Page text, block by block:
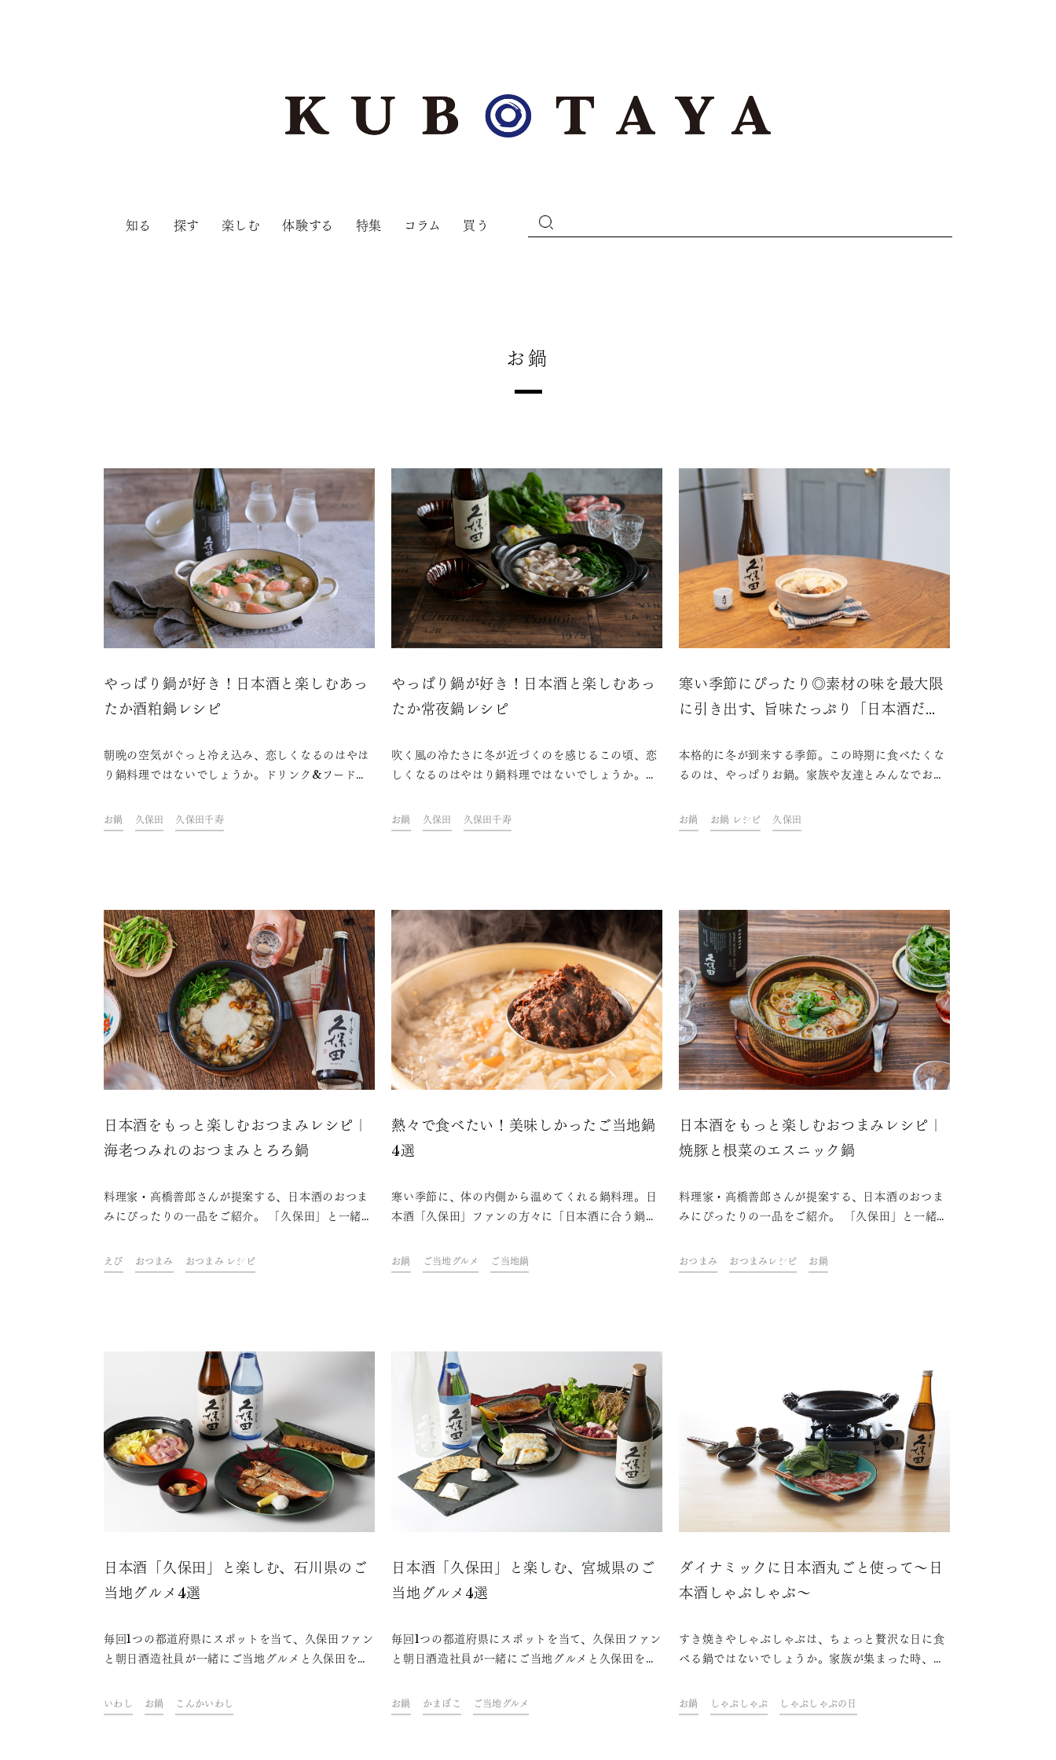
知る 探す 楽しむ 体験する 特集 コラム 買う
お鍋
やっぱり鍋が好き！日本酒と楽しむあっ
たか酒粕鍋レシピ
朝晩の空気がぐっと冷え込み、恋しくなるのはやは
り鍋料理ではないでしょうか。ドリンク&フードク
て美味しい鍋レシピを紹介します。日本酒を片手に
鍋を囲んで、身も心もぽかぽかと温まる美味しい時
お鍋 久保田 久保田千寿
やっぱり鍋が好き！日本酒と楽しむあっ
たか常夜鍋レシピ
吹く風の冷たさに冬が近づくのを感じるこの頃、恋
しくなるのはやはり鍋料理ではないでしょうか。ド
した、手早く作れて美味しい鍋レシピを紹介しま
す。日本酒を片手に鍋を囲んで、身も心もぽかぽか
お鍋 久保田 久保田千寿
寒い季節にぴったり◎素材の味を最大限
に引き出す、旨味たっぷり「日本酒だけ
本格的に冬が到来する季節。この時期に食べたくな
るのは、やっぱりお鍋。家族や友達とみんなでお鍋
だり…シーンだけでなく、具材や出汁を変えてさま
ざまな楽しみ方ができるのも良いポイントですよ
か？
お鍋 お鍋 レシピ 久保田
日本酒をもっと楽しむおつまみレシピ｜
海老つみれのおつまみとろろ鍋
料理家・高橋善郎さんが提案する、日本酒のおつま
みにぴったりの一品をご紹介。 「久保田」と一緒
い。
えび おつまみ おつまみ レシピ
熱々で食べたい！美味しかったご当地鍋
4選
寒い季節に、体の内側から温めてくれる鍋料理。日
本酒「久保田」ファンの方々に「日本酒に合う鍋と
始まり26種類もの様々な鍋が挙がりました。 日本
全国には、その土地ならではのご当地鍋が多数あ
お鍋 ご当地グルメ ご当地鍋
日本酒をもっと楽しむおつまみレシピ｜
焼豚と根菜のエスニック鍋
料理家・高橋善郎さんが提案する、日本酒のおつま
みにぴったりの一品をご紹介。 「久保田」と一緒
い。
おつまみ おつまみレシピ お鍋
日本酒「久保田」と楽しむ、石川県のご
当地グルメ4選
毎回1つの都道府県にスポットを当て、久保田ファン
と朝日酒造社員が一緒にご当地グルメと久保田を味
楽しむオンライン飲み会「久保田ご当地グルメ
部」。今回は、石川県をテーマに開催しました。フ
いわし お鍋 こんかいわし
日本酒「久保田」と楽しむ、宮城県のご
当地グルメ4選
毎回1つの都道府県にスポットを当て、久保田ファン
と朝日酒造社員が一緒にご当地グルメと久保田を味
楽しむオンライン飲み会「久保田ご当地グルメ
部」。今回は、宮城県をテーマに開催しました。フ
お鍋 かまぼこ ご当地グルメ
ダイナミックに日本酒丸ごと使って～日
本酒しゃぶしゃぶ～
すき焼きやしゃぶしゃぶは、ちょっと贅沢な日に食
べる鍋ではないでしょうか。家族が集まった時、外
入った時。今日はしゃぶしゃぶ！と決めた日は食事
が待ち遠しいもの。そんな時、日本酒を使ったしゃ
お鍋 しゃぶしゃぶ しゃぶしゃぶの日